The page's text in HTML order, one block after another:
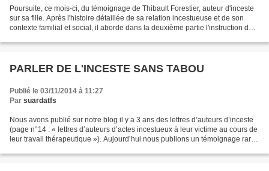
Poursuite, ce mois-ci, du témoignage de Thibault Forestier, auteur d'inceste
sur sa fille. Après l'histoire détaillée de sa relation incestueuse et de son
contexte familial et social, il aborde dans la deuxième partie l'instruction de
PARLER DE L'INCESTE SANS TABOU
Publié le 03/11/2014 à 11:27
Par suardatfs
Nous avons publié sur notre blog il y a 3 ans des lettres d’auteurs d’inceste
(page n°14 : « lettres d’auteurs d’actes incestueux à leur victime au cours de
leur travail thérapeutique »). Aujourd’hui nous publions un témoignage rare :